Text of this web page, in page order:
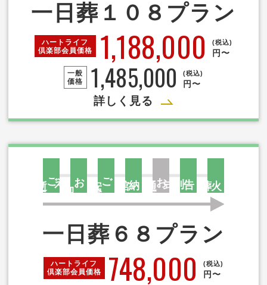
一日葬１０８プラン
ハートライフ
倶楽部会員価格 1,188,000 (税込)
円〜
一般
価格
1,485,000 (税込)
円〜
詳しく見る
ご
逝
去 お
え ご
安
置 納棺 お
通
夜 告別式 火葬
一日葬６８プラン
ハートライフ
倶楽部会員価格 748,000 (税込)
円〜